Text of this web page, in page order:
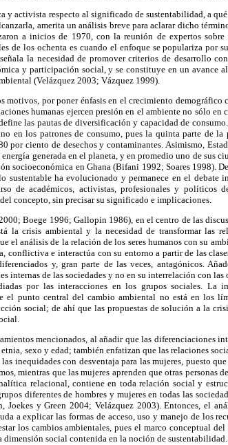
activista respecto al significado de sustentabilidad, a qué
amerita un análisis breve para aclarar dicho
a inicios de 1970, con la reunión de expertos
de los ochenta es cuando el enfoque se populariza por
la necesidad de promover criterios de desarrollo
y participación social, y se constituye en un avance al
(Velázquez 2003; Vázquez 1999).
por poner énfasis en el crecimiento demográfico
humanas ejercen presión en el ambiente no sólo en
las pautas de diversificación y capacidad de consumo.
en los patrones de consumo, pues la quinta parte de
ciento de desechos y contaminantes. Asimismo,
generada en el planeta, y en promedio uno de sus
socioeconómica en Ghana (Bifani 1992; Soares 1998).
sustentable ha evolucionado y permanece en el debate
de académicos, activistas, profesionales y políticos
concepto, sin precisar su significado e implicaciones.
Boege 1996; Gallopin 1986), en el centro de las
la crisis ambiental y la necesidad de transformar las
el análisis de la relación de los seres humanos con su
conflictiva e interactúa con su entorno a partir de las
y, gran parte de las veces, antagónicos.
de las sociedades y no en su interrelación con las
por las interacciones en los grupos sociales. La
el punto central del cambio ambiental no está en los
social; de ahí que las propuestas de solución a la
mencionados, al añadir que las diferenciaciones
sexo y edad; también enfatizan que las relaciones
inequidades con desventaja para las mujeres, puesto
mientras que las mujeres aprenden que otras personas
relacional, contiene en toda relación social y
diferentes de hombres y mujeres en todas las
Joekes y Green 2004; Velázquez 2003). Entonces, el
a explicar las formas de acceso, uso y manejo de los
los cambios ambientales, pues el marco conceptual
dimensión social contenida en la noción de sustentabilidad.